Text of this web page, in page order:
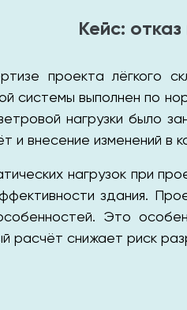
Кейс:
проекта лёгкого
системы выполнен по
нагрузки было
и внесение изменений в
нагрузок при
здания.
Это
расчёт снижает риск